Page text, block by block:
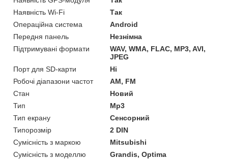
Наявність Wi-Fi
Так
Операційна система
Android
Передня панель
Незнімна
Підтримувані формати
WAV, WMA, FLAC, MP3, AVI,
JPEG
Порт для SD-карти
Ні
Робочі діапазони частот
AM, FM
Стан
Новий
Тип
Mp3
Тип екрану
Сенсорний
Типорозмір
2 DIN
Сумісність з маркою
Mitsubishi
Сумісність з моделлю
Grandis, Optima